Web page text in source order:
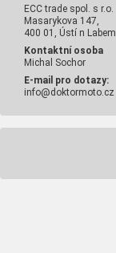
ECC trade spol. s r.o.
Masarykova 147,
400 01, Ústí n Labem
Kontaktní osoba
Michal Sochor
E-mail pro dotazy:
info@doktormoto.cz